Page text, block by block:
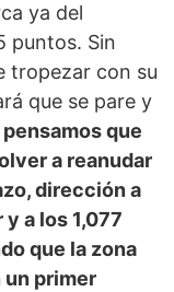
ya del
puntos. Sin
tropezar con su
que se pare y
pensamos que
a reanudar
dirección a
a los 1,077
que la zona
un primer